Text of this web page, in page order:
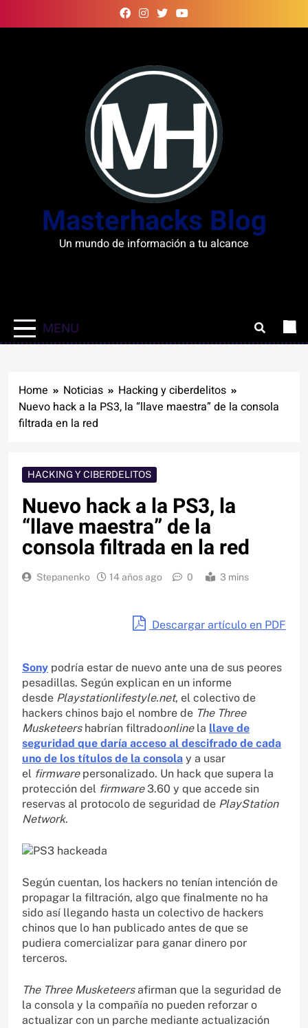
to
Masterhacks Blog
Un mundo de información a tu alcance
MENU
Home Noticias
Hacking y ciberdelitos
Nuevo hack a la PS3, la “llave maestra” de la consola
filtrada en la red
HACKING Y CIBERDELITOS
Nuevo hack a la PS3, la
“llave maestra” de la
consola filtrada en la red
Stepanenko 14 años ago 0 3 mins
Descargar artículo en PDF
Sony podría estar de nuevo ante una de sus peores
pesadillas. Según explican en un informe
desde Playstationlifestyle.net, el colectivo de
hackers chinos bajo el nombre de The Three
Musketeershabrían filtradoonlinela llave de
seguridad que daría acceso al descifrado de cada
uno de los títulos de la consola y a usar
el firmwarepersonalizado. Un hack que supera la
protección del firmware3.60 y que accede sin
reservas al protocolo de seguridad de PlayStation
Network.
Según cuentan, los hackers no tenían intención de
propagar la filtración, algo que finalmente no ha
sido así llegando hasta un colectivo de hackers
chinos que lo han publicado antes de que se
pudiera comercializar para ganar dinero por
terceros.
The Three Musketeersafirman que la seguridad de
la consola y la compañía no pueden reforzar o
actualizar con un parche mediante actualización